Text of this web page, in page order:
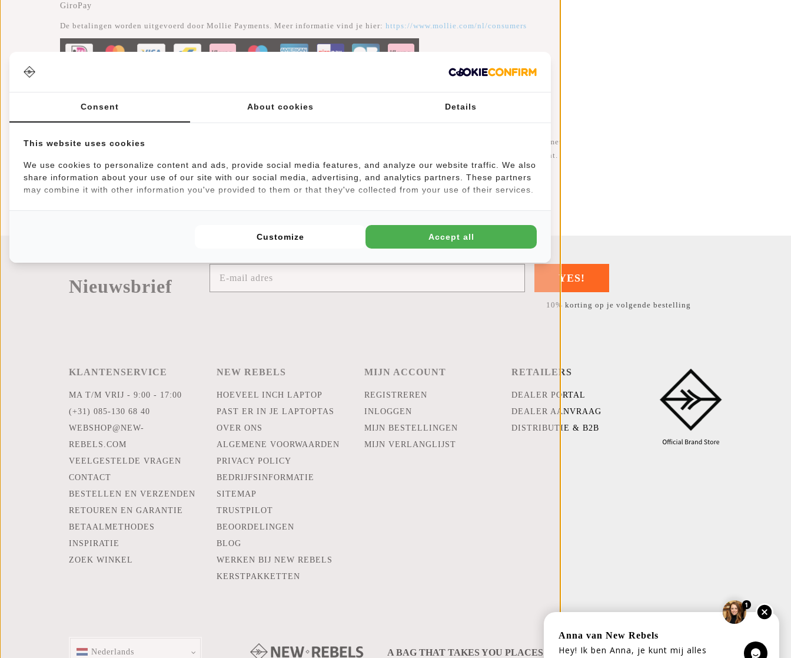
GiroPay
De betalingen worden uitgevoerd door Mollie Payments. Meer informatie vind je hier: https://www.mollie.com/nl/consumers
#REBELFROMWITHIN
We zien onze coole tassen graag in het wild. Hoe rebelser, hoe beter ;-) Deel je foto's met
#RebelFromWithin en tag ons @newrebelsbags Grote kans dat je foto wordt uitgelicht.
We geven elke maand een gratis tas weg onder de deelnemers!
Nieuwsbrief YES!
10% korting op je volgende bestelling
KLANTENSERVICE
MA T/M VRIJ - 9:00 - 17:00
(+31) 085-130 68 40
WEBSHOP@NEW-
REBELS.COM
VEELGESTELDE VRAGEN
CONTACT
BESTELLEN EN VERZENDEN
RETOUREN EN GARANTIE
BETAALMETHODES
INSPIRATIE
ZOEK WINKEL
NEW REBELS
HOEVEEL INCH LAPTOP
PAST ER IN JE LAPTOPTAS
OVER ONS
ALGEMENE VOORWAARDEN
PRIVACY POLICY
BEDRIJFSINFORMATIE
SITEMAP
TRUSTPILOT
BEOORDELINGEN
BLOG
WERKEN BIJ NEW REBELS
KERSTPAKKETTEN
MIJN ACCOUNT
REGISTREREN
INLOGGEN
MIJN BESTELLINGEN
MIJN VERLANGLIJST
RETAILERS
DEALER PORTAL
DEALER AANVRAAG
DISTRIBUTIE & B2B
Nederlands A BAG THAT TAKES YOU PLACES
Consent About cookies Details
This website uses cookies
We use cookies to personalize content and ads, provide social media features, and analyze our website traffic. We also
share information about your use of our site with our social media, advertising, and analytics partners. These partners
may combine it with other information you've provided to them or that they've collected from your use of their services.
Customize Accept all
1
Anna van New Rebels
Hey! Ik ben Anna, je kunt mij alles